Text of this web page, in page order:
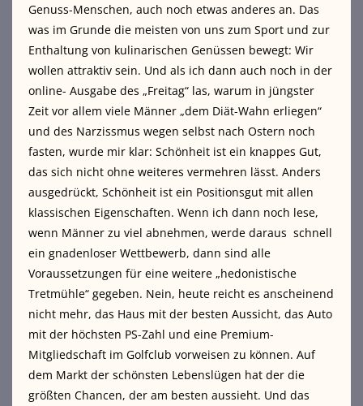
Genuss-Menschen, auch noch etwas anderes an. Das
was im Grunde die meisten von uns zum Sport und zur
Enthaltung von kulinarischen Genüssen bewegt: Wir
wollen attraktiv sein. Und als ich dann auch noch in der
online- Ausgabe des „Freitag“ las, warum in jüngster
Zeit vor allem viele Männer „dem Diät-Wahn erliegen“
und des Narzissmus wegen selbst nach Ostern noch
fasten, wurde mir klar: Schönheit ist ein knappes Gut,
das sich nicht ohne weiteres vermehren lässt. Anders
ausgedrückt, Schönheit ist ein Positionsgut mit allen
klassischen Eigenschaften. Wenn ich dann noch lese,
wenn Männer zu viel abnehmen, werde daraus schnell
ein gnadenloser Wettbewerb, dann sind alle
Voraussetzungen für eine weitere „hedonistische
Tretmühle“ gegeben. Nein, heute reicht es anscheinend
nicht mehr, das Haus mit der besten Aussicht, das Auto
mit der höchsten PS-Zahl und eine Premium-
Mitgliedschaft im Golfclub vorweisen zu können. Auf
dem Markt der schönsten Lebenslügen hat der die
größten Chancen, der am besten aussieht. Und das